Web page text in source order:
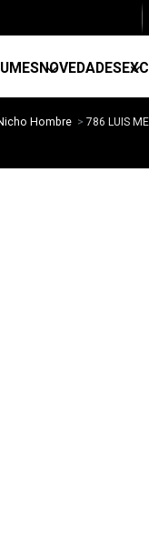
NOVEDADES
Hombre 786 LUIS